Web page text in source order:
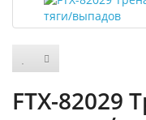
FTX-82029